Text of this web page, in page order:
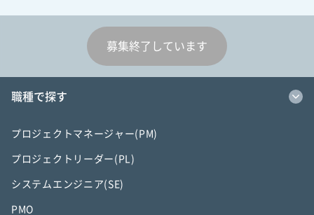
募集終了しています
職種で探す
プロジェクトマネージャー(PM)
プロジェクトリーダー(PL)
システムエンジニア(SE)
PMO